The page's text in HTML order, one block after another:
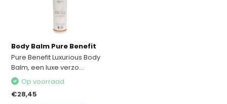
Body Balm Pure Benefit
Pure Benefit Luxurious Body
Balm, een luxe verzo...
Op voorraad
€28,45